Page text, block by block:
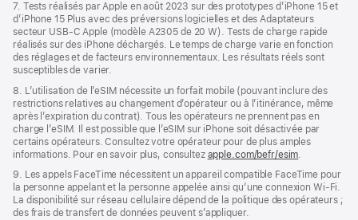
7. Tests réalisés par Apple en août 2023 sur des prototypes d’iPhone 15 et
d’iPhone 15 Plus avec des préversions logicielles et des Adaptateurs
secteur USB‑C Apple (modèle A2305 de 20 W). Tests de charge rapide
réalisés sur des iPhone déchargés. Le temps de charge varie en fonction
des réglages et de facteurs environnementaux. Les résultats réels sont
susceptibles de varier.
8. L’utilisation de l’eSIM nécessite un forfait mobile (pouvant inclure des
restrictions relatives au changement d’opérateur ou à l’itinérance, même
après l’expiration du contrat). Tous les opérateurs ne prennent pas en
charge l’eSIM. Il est possible que l’eSIM sur iPhone soit désactivée par
certains opérateurs. Consultez votre opérateur pour de plus amples
informations. Pour en savoir plus, consultez apple.com/befr/esim
9. Les appels FaceTime nécessitent un appareil compatible FaceTime pour
la personne appelant et la personne appelée ainsi qu’une connexion Wi‑Fi.
La disponibilité sur réseau cellulaire dépend de la politique des opérateurs ;
des frais de transfert de données peuvent s’appliquer.